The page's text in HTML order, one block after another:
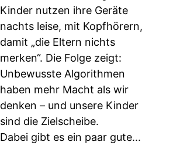
Kinder nutzen ihre Geräte
nachts leise, mit Kopfhörern,
damit „die Eltern nichts
merken“. Die Folge zeigt:
Unbewusste Algorithmen
haben mehr Macht als wir
denken – und unsere Kinder
sind die Zielscheibe.
Dabei gibt es ein paar gute...